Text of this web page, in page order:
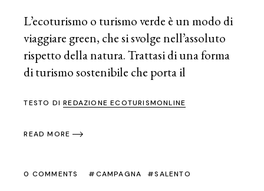
L’ecoturismo o turismo verde è un modo di
viaggiare green, che si svolge nell’assoluto
rispetto della natura. Trattasi di una forma
di turismo sostenibile che porta il
TESTO DIREDAZIONE ECOTURISMONLINE
READ MORE
0 COMMENTS CAMPAGNA SALENTO